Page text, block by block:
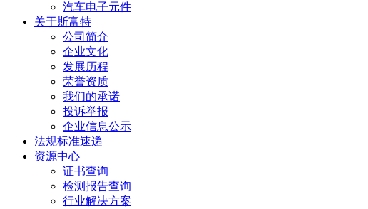
汽车电子元件
关于斯富特
公司简介
企业文化
发展历程
荣誉资质
我们的承诺
投诉举报
企业信息公示
法规标准速递
资源中心
证书查询
检测报告查询
行业解决方案